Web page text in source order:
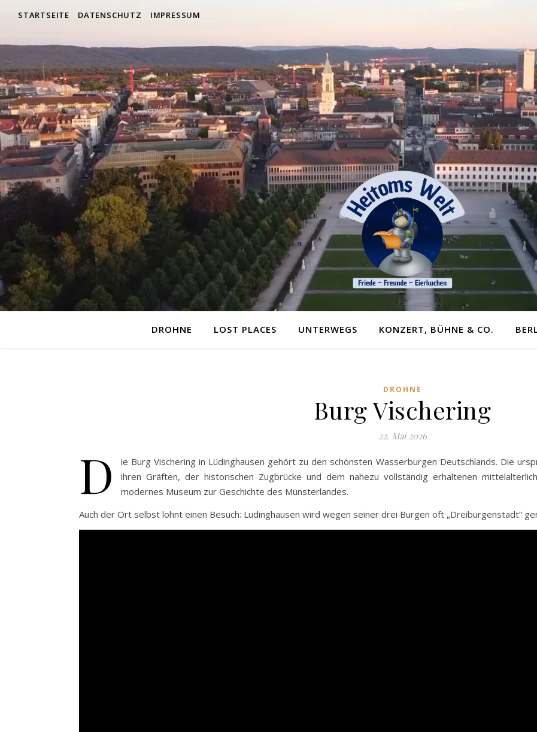
STARTSEITE DATENSCHUTZ IMPRESSUM
DROHNE LOST PLACES UNTERWEGS KONZERT, BÜHNE & CO.
DROHNE
Burg Vischering
22. Mai 2026
D
ie Burg Vischering in Lüdinghausen gehört zu den schönsten Wasserburgen Deutschlands. Die
ihren Gräften, der historischen Zugbrücke und dem nahezu vollständig erhaltenen
modernes Museum zur Geschichte des Münsterlandes.
Auch der Ort selbst lohnt einen Besuch: Lüdinghausen wird wegen seiner drei Burgen oft „Dreiburgenstadt“